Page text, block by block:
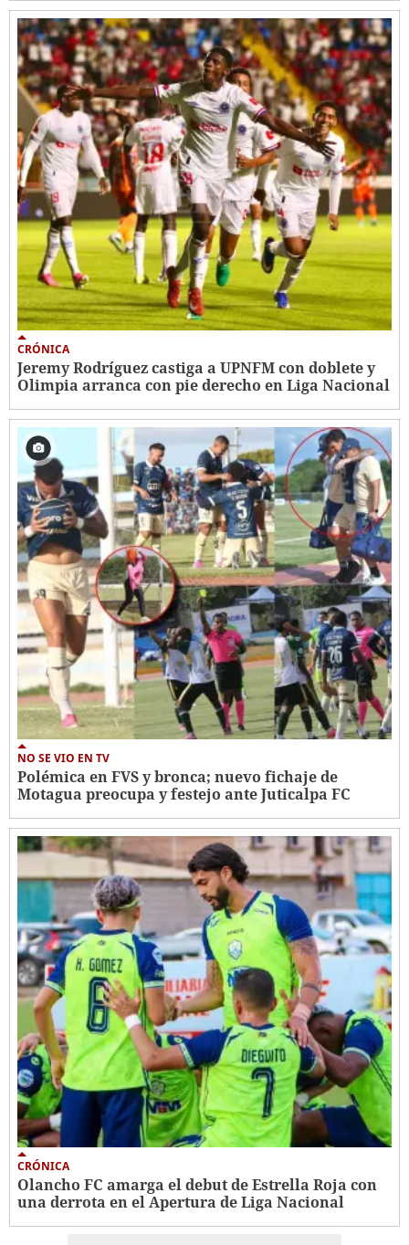
CRÓNICA
Jeremy Rodríguez castiga a UPNFM con doblete y
Olimpia arranca con pie derecho en Liga Nacional
NO SE VIO EN TV
Polémica en FVS y bronca; nuevo fichaje de
Motagua preocupa y festejo ante Juticalpa FC
CRÓNICA
Olancho FC amarga el debut de Estrella Roja con
una derrota en el Apertura de Liga Nacional